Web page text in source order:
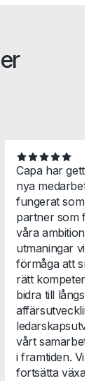
Capa har gett
nya
fungerat som
partner som
våra
utmaningar vi
förmåga att
rätt
bidra till
vårt samarbete
i framtiden. Vi
fortsätta växa